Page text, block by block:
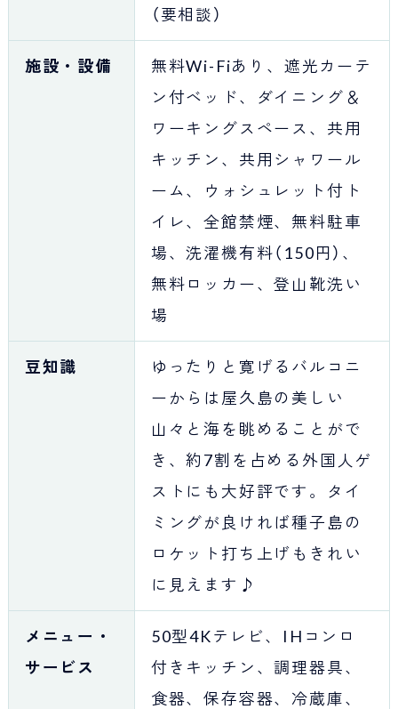
（要相談）
施設・設備
無料Wi-Fiあり、遮光カーテ
ン付ベッド、ダイニング＆
ワーキングスペース、共用
キッチン、共用シャワール
ーム、ウォシュレット付ト
イレ、全館禁煙、無料駐車
場、洗濯機有料（150円）、
無料ロッカー、登山靴洗い
場
豆知識
ゆったりと寛げるバルコニ
ーからは屋久島の美しい
山々と海を眺めることがで
き、約7割を占める外国人ゲ
ストにも大好評です。タイ
ミングが良ければ種子島の
ロケット打ち上げもきれい
に見えます♪
メニュー・
サービス
50型4Kテレビ、IHコンロ
付きキッチン、調理器具、
食器、保存容器、冷蔵庫、